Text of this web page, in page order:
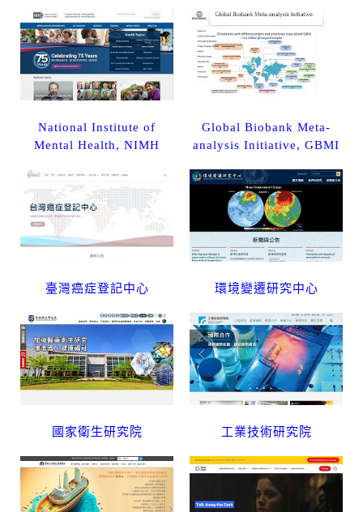
National Institute of
Mental Health, NIMH
Global Biobank Meta-
analysis Initiative, GBMI
臺灣癌症登記中心 環境變遷研究中心
國家衛生研究院 工業技術研究院